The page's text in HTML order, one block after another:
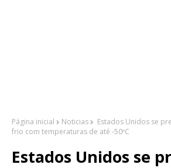
Página inicial Noticias
Estados Unidos se
frio com temperaturas de até -50ºC
Estados Unidos se